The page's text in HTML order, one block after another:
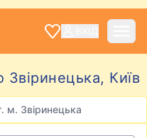
Київ
м. Звіринецька